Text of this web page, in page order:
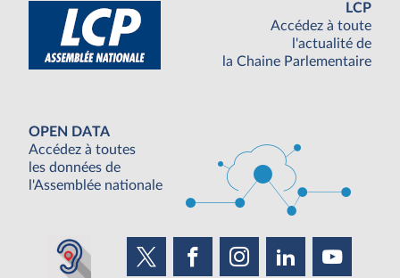
LCP
Accédez à toute
l'actualité de
la Chaine Parlementaire
OPEN DATA
Accédez à toutes
les données de
l'Assemblée nationale